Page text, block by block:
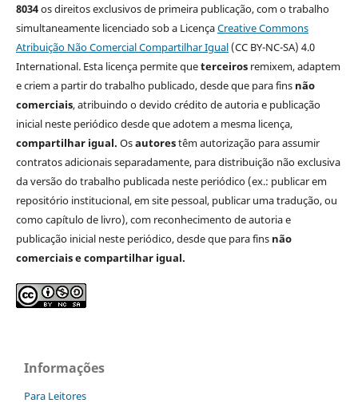
8034os direitos exclusivos de primeira publicação, com o trabalho
simultaneamente licenciado sob a LicençaCreative Commons
Atribuição Não Comercial Compartilhar Igual(CC BY-NC-SA) 4.0
International. Esta licença permite queterceirosremixem, adaptem
e criem a partir do trabalho publicado, desde que para fins não
comerciais, atribuindo o devido crédito de autoria e publicação
inicial neste periódico desde que adotem a mesma licença,
compartilhar igual. Osautorestêm autorização para assumir
contratos adicionais separadamente, para distribuição não exclusiva
da versão do trabalho publicada neste periódico (ex.: publicar em
repositório institucional, em site pessoal, publicar uma tradução, ou
como capítulo de livro), com reconhecimento de autoria e
publicação inicial neste periódico, desde que para fins não
comerciais e compartilhar igual.
Informações
Para Leitores